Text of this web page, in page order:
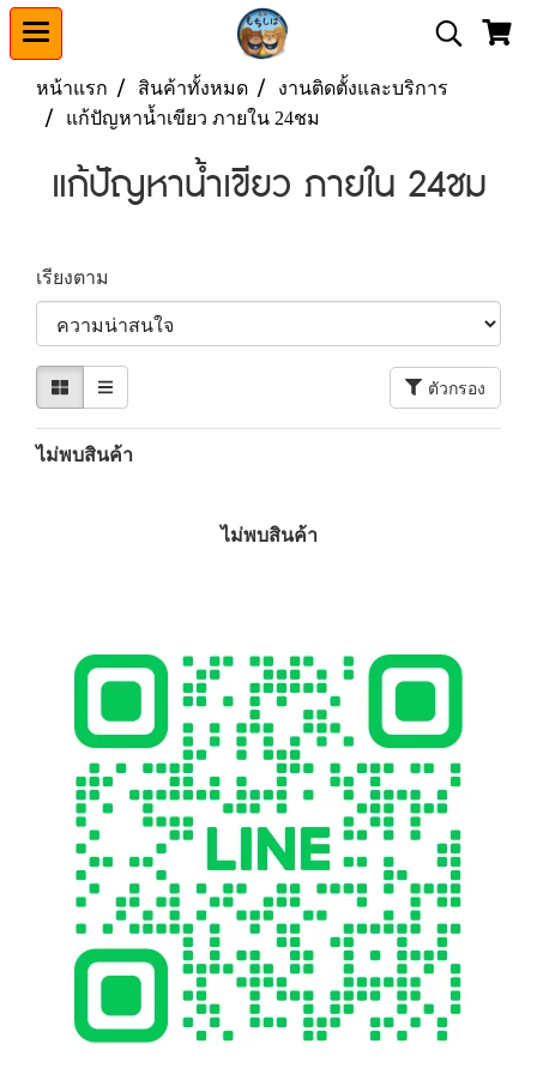
หน้าแรก สินค้าทั้งหมด
งานติดตั้งและบริการ
แก้ปัญหาน้ำเขียว ภายใน 24ชม
แก้ปัญหาน้ำเขียว ภายใน 24ชม
เรียงตาม
ตัวกรอง
ไม่พบสินค้า
ไม่พบสินค้า